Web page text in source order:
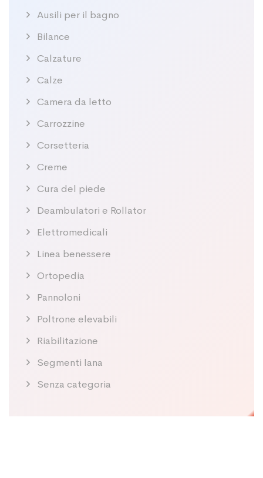
Ausili per il bagno
Bilance
Calzature
Calze
Camera da letto
Carrozzine
Corsetteria
Creme
Cura del piede
Deambulatori e Rollator
Elettromedicali
Linea benessere
Ortopedia
Pannoloni
Poltrone elevabili
Riabilitazione
Segmenti lana
Senza categoria